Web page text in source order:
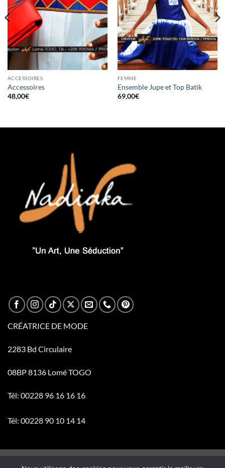
ACCESSOIRES
Accessoires
48,00€
FEMME
Ensemble Jupe et Top Batik
69,00€
CRÉATRICE DE MODE
2283 Bd Circulaire
08BP 8136 Lomé TOGO
Tél: 00228 96 16 16 16
Tél: 00228 90 10 14 14
Visa PayPal Stripe MasterCardCash